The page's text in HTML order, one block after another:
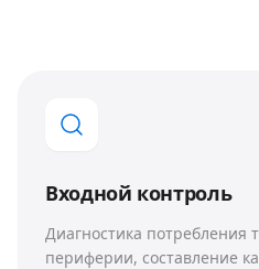
Входной контроль
Диагностика потребления
периферии, составление